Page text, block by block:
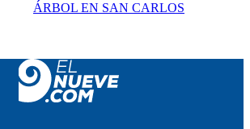
ÁRBOL EN SAN CARLOS